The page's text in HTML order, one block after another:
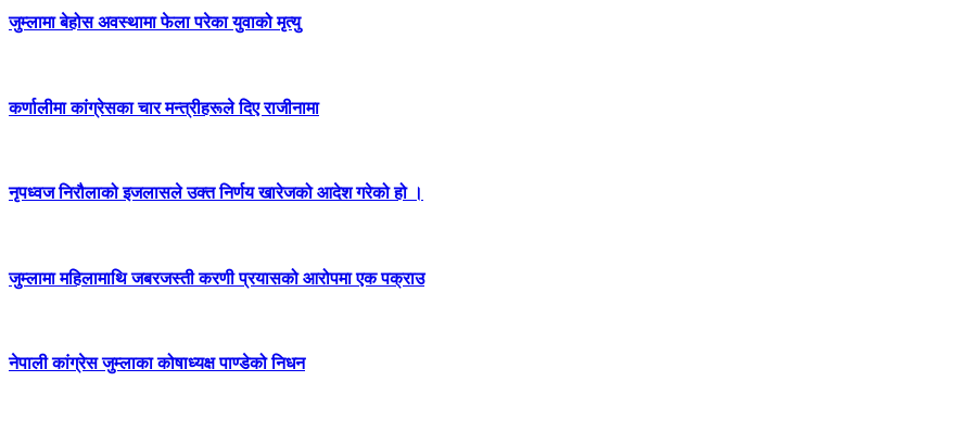
जुम्लामा बेहोस अवस्थामा फेला परेका युवाको मृत्यु
कर्णालीमा कांग्रेसका चार मन्त्रीहरूले दिए राजीनामा
नृपध्वज निरौलाको इजलासले उक्त निर्णय खारेजको आदेश गरेको हो ।
जुम्लामा महिलामाथि जबरजस्ती करणी प्रयासको आरोपमा एक पक्राउ
नेपाली कांग्रेस जुम्लाका कोषाध्यक्ष पाण्डेको निधन